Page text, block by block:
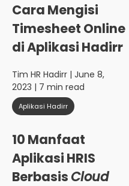
Cara Mengisi
Timesheet Online
di Aplikasi Hadirr
Tim HR Hadirr | June 8,
2023 | 7 min read
Aplikasi Hadirr
10 Manfaat
Aplikasi HRIS
Berbasis Cloud